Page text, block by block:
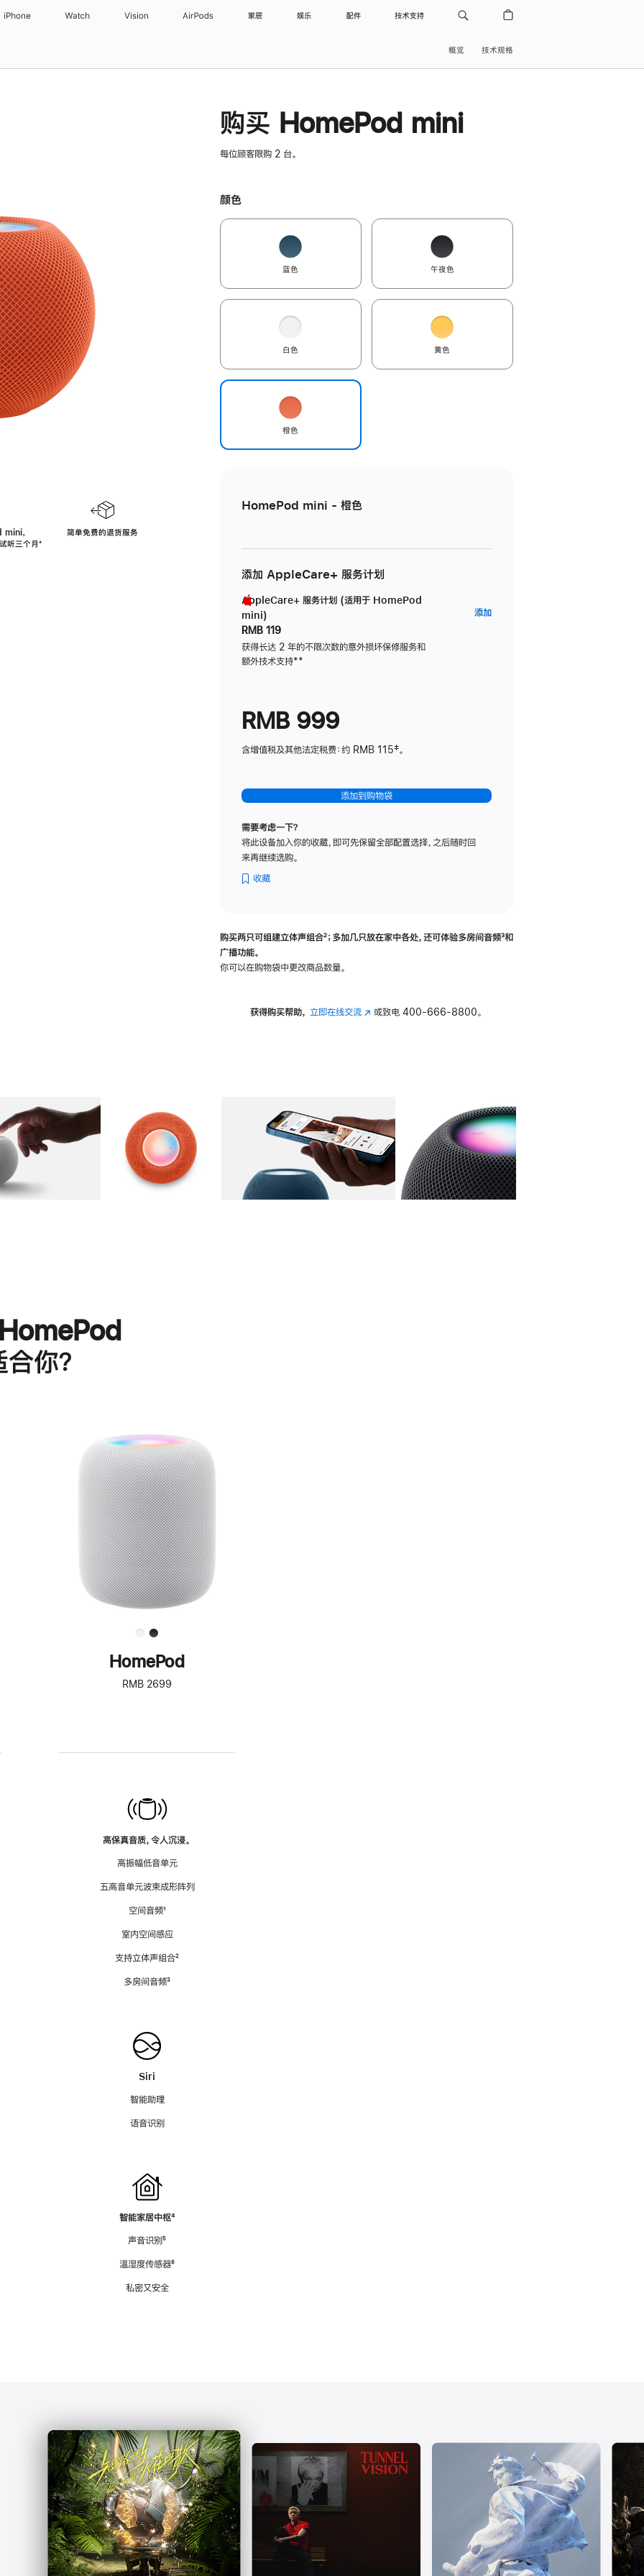
iPhone Watch Vision AirPods 家居 娱乐 配件 技术支持
概览 技术规格
，
听三个月脚
⁺
简单免费的退货服务
购买 HomePod mini
每位顾客限购 2 台。
颜色
蓝色 午夜色
白色 黄色
橙色
HomePod mini - 橙色
添加 AppleCare+ 服务计划
AppleCare+ 服务计划 (适用于 HomePod
mini)
RMB 119
获得长达 2 年的不限次数的意外损坏保修服务和
额外技术支持脚
**
添加AppleCare+
RMB 999
含增值税及其他法定税费：约 RMB 115‡。
添加到购物袋
需要考虑一下？
将此设备加入你的收藏，即可先保留全部配置选择，之后随时回
来再继续选购。
收藏
购买两只可组建立体声组合脚
²；多加几只放在家中各处，还可体验多‍房‍间音频脚
³和
广播功能。
你可以在购物袋中更改商品数量。
获得购买帮助， 立即在线交流(在 或致电 400-666-8800。
图库 图像 图库 图像 图库 图像 4 图库 图像 5
你？
进
一
步
了
解
HomePod<
HomePod
RMB 2699
高保真音质，令人沉浸。
高振幅低音单元
五高音单元波束成形阵列
空间音频脚
¹
室内空间感应
支持立体声组合脚
²
多房间音频脚
³
Siri
智能助理
语音识别
智能家居中枢脚
⁴
声音识别脚
⁵
温湿度传感器脚
⁶
私密又安全